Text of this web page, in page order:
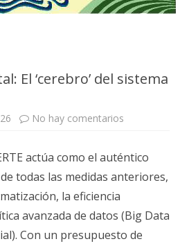
El ‘cerebro’ del sistema
No hay comentarios
‘cerebro’
del
sistema
(Solución
actúa como el auténtico
todas las medidas anteriores,
la eficiencia
avanzada de datos (Big Data
Con un presupuesto de